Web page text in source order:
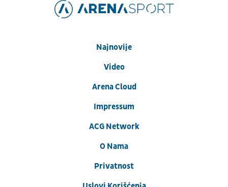
Najnovije
Video
Arena Cloud
Impressum
ACG Network
O Nama
Privatnost